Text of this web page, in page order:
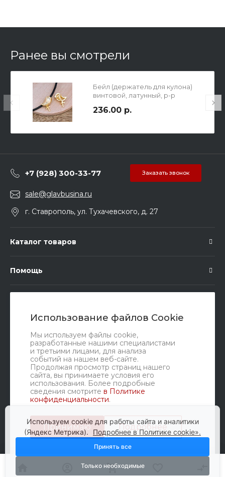
Использование файлов Cookie
Мы используем файлы cookie,
разработанные нашими специалистами
и третьими лицами, для анализа
событий на нашем веб-сайте.
Продолжая просмотр страниц нашего
сайта, вы принимаете условия его
использования. Более подробные
сведения смотрите в Политике
конфиденциальности.
Принимаю Подробнее
Ранее вы смотрели
Бейл (держатель для кулона)
винтовой, латунный, р-р
штифта 3.3мм, цвет золото.
236.00 р.
+7 (928) 300-33-77 Заказать звонок
sale@glavbusina.ru
г. Ставрополь, ул. Тухачевского, д. 27
Каталог товаров
Помощь
Мы в соц. сетях
© 2010-2026 Glavbusina, Все права защищены
Используем cookie для работы сайта и аналитики
(Яндекс Метрика). Подробнее в Политике cookie».
Принять все
Только необходимые